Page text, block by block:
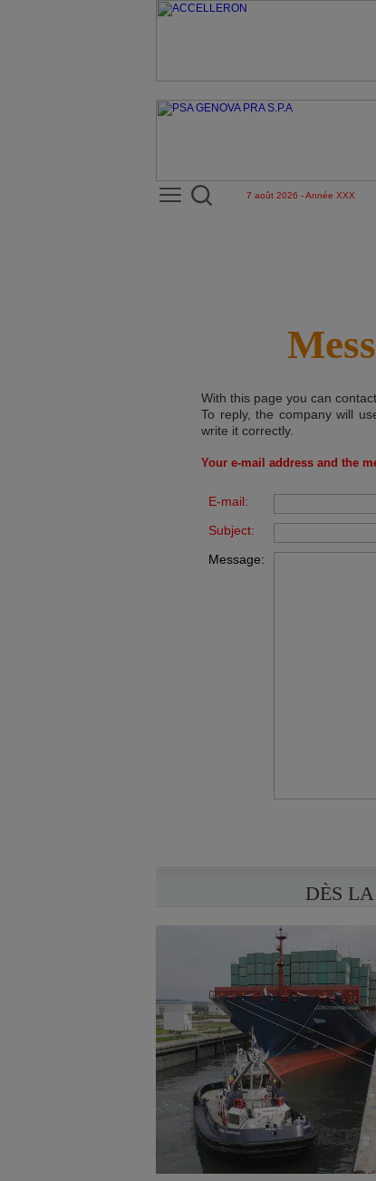
7 août 2026 - Année XXX
With this page you can contact
To reply, the company will
write it correctly.
Your e-mail address and the
E-mail:
Subject:
Message:
DÈS